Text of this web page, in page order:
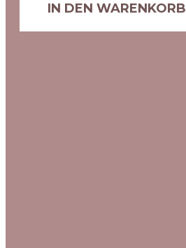
IN DEN WARENKORB